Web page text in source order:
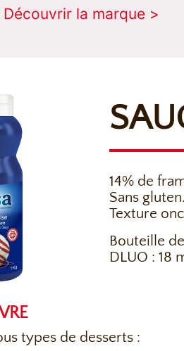
Découvrir la marque >
14% de
Sans gluten.
Texture
Bouteille
DLUO : 18
types de desserts :